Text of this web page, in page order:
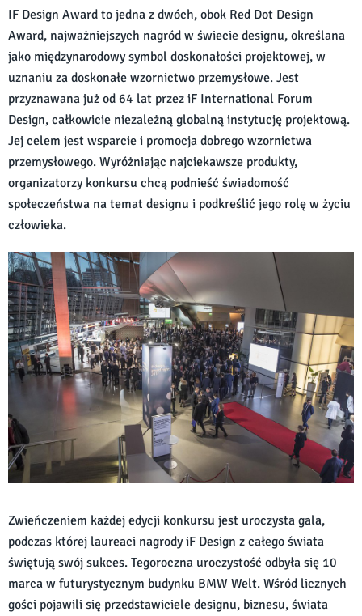
IF Design Award to jedna z dwóch, obok Red Dot Design
Award, najważniejszych nagród w świecie designu, określana
jako międzynarodowy symbol doskonałości projektowej, w
uznaniu za doskonałe wzornictwo przemysłowe. Jest
przyznawana już od 64 lat przez iF International Forum
Design, całkowicie niezależną globalną instytucję projektową.
Jej celem jest wsparcie i promocja dobrego wzornictwa
przemysłowego. Wyróżniając najciekawsze produkty,
organizatorzy konkursu chcą podnieść świadomość
społeczeństwa na temat designu i podkreślić jego rolę w życiu
człowieka.
Zwieńczeniem każdej edycji konkursu jest uroczysta gala,
podczas której laureaci nagrody iF Design z całego świata
świętują swój sukces. Tegoroczna uroczystość odbyła się 10
marca w futurystycznym budynku BMW Welt. Wśród licznych
gości pojawili się przedstawiciele designu, biznesu, świata